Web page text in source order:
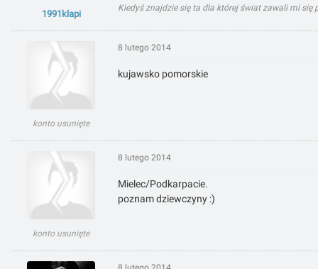
1991klapi
Kiedyś znajdzie się ta dla której świat zawali mi się
konto usunięte
8 lutego 2014
kujawsko pomorskie
konto usunięte
8 lutego 2014
Mielec/Podkarpacie.
poznam dziewczyny :)